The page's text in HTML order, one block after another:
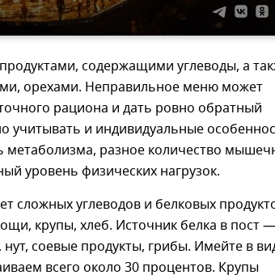
содержащими углеводы, а
орехами. Неправильное меню может
рациона и дать ровно обратный
и индивидуальные
метаболизма, разное количество
уровень физических нагрузок.
сложных углеводов и белковых
крупы, хлеб. Источник белка в пост
соевые продукты, грибы. Имейте в
всего около 30 процентов. Крупы